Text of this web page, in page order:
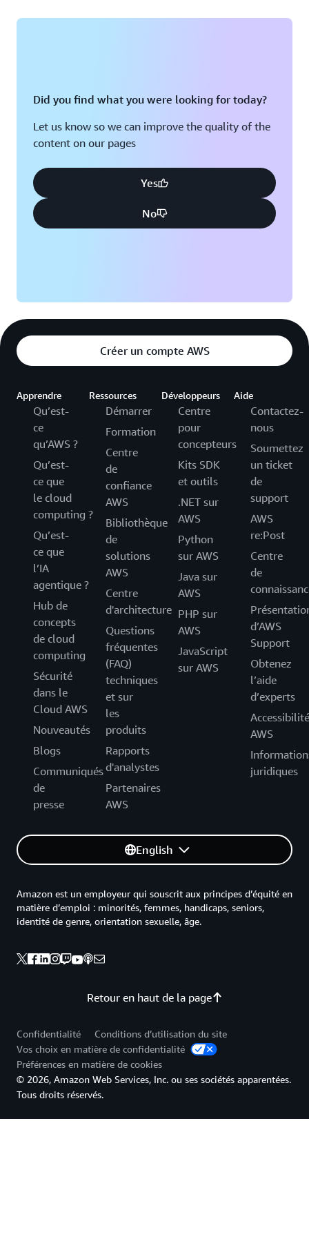
Did you find what you were looking for today?
Let us know so we can improve the quality of the
content on our pages
Yes
No
Créer un compte AWS
Apprendre
Qu’est-
ce
qu’AWS ?
Qu’est-
ce que
le cloud
computing ?
Qu’est-
ce que
l’IA
agentique ?
Hub de
concepts
de cloud
computing
Sécurité
dans le
Cloud AWS
Nouveautés
Blogs
Communiqués
de
presse
Ressources
Démarrer
Formation
Centre
de
confiance
AWS
Bibliothèque
de
solutions
AWS
Centre
d'architecture
Questions
fréquentes
(FAQ)
techniques
et sur
les
produits
Rapports
d'analystes
Partenaires
AWS
Développeurs
Centre
pour
concepteurs
Kits SDK
et outils
.NET sur
AWS
Python
sur AWS
Java sur
AWS
PHP sur
AWS
JavaScript
sur AWS
Aide
Contactez-
nous
Soumettez
un ticket
de
support
AWS
re:Post
Centre
de
d’AWS
Support
Obtenez
l’aide
d’experts
Accessibilité
AWS
juridiques
English
Retour en haut de la page
Amazon est un employeur qui souscrit aux principes d’équité en
matière d’emploi : minorités, femmes, handicaps, seniors,
identité de genre, orientation sexuelle, âge.
Confidentialité
Conditions d’utilisation du site
Vos choix en matière de confidentialité
Préférences en matière de cookies
© 2026, Amazon Web Services, Inc. ou ses sociétés apparentées.
Tous droits réservés.